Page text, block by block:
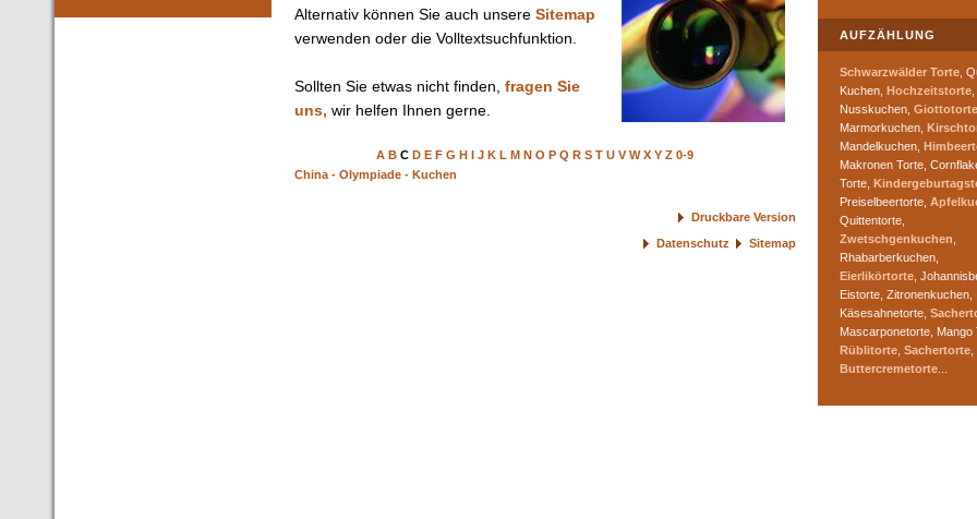
Alternativ können Sie auch unsere Sitemap
verwenden oder die Volltextsuchfunktion.
Sollten Sie etwas nicht finden, fragen Sie
uns, wir helfen Ihnen gerne.
A B C D E F G H I J K L M N O P Q R S T U V W X Y Z 0-9
China - Olympiade - Kuchen
Druckbare Version
Datenschutz
Sitemap
AUFZÄHLUNG
Schwarzwälder Torte ,
Kuchen, Hochzeitstorte
Nusskuchen, Giottotorte
Marmorkuchen,
Mandelkuchen,
Makronen Torte,
Torte,
Preiselbeertorte,
Quittentorte,
Zwetschgenkuchen
Rhabarberkuchen,
Eierlikörtorte ,
Eistorte, Zitronenkuchen,
Käsesahnetorte,
Mascarponetorte, Mango
Rüblitorte Sachertorte
Buttercremetorte